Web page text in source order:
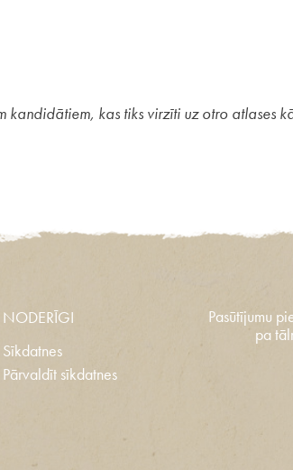
kas tiks virzīti uz otro atlases
NODERĪGI
Sīkdatnes
Pārvaldīt sīkdatnes
Pasūtījumu
pa